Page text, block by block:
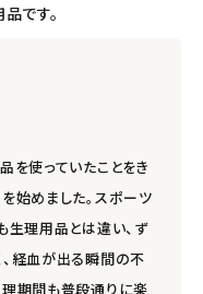
です。
を使っていたことをき
始めました。スポーツ
生理用品とは違い、ず
経血が出る瞬間の不
期間も普段通りに楽